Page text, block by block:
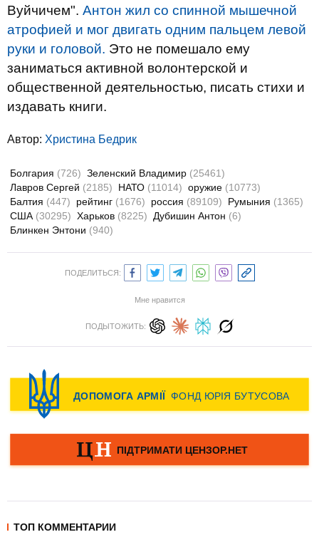
Вуйчичем". Антон жил со спинной мышечной
атрофией и мог двигать одним пальцем левой
руки и головой. Это не помешало ему
заниматься активной волонтерской и
общественной деятельностью, писать стихи и
издавать книги.
Автор: Христина Бедрик
Болгария (726) Зеленский Владимир (25461)
Лавров Сергей (2185) НАТО (11014) оружие (10773)
Балтия (447) рейтинг (1676) россия (89109) Румыния (1365)
США (30295) Харьков (8225) Дубишин Антон (6)
Блинкен Энтони (940)
ПОДЕЛИТЬСЯ:
Мне нравится
ПОДЫТОЖИТЬ:
ТОП КОММЕНТАРИИ